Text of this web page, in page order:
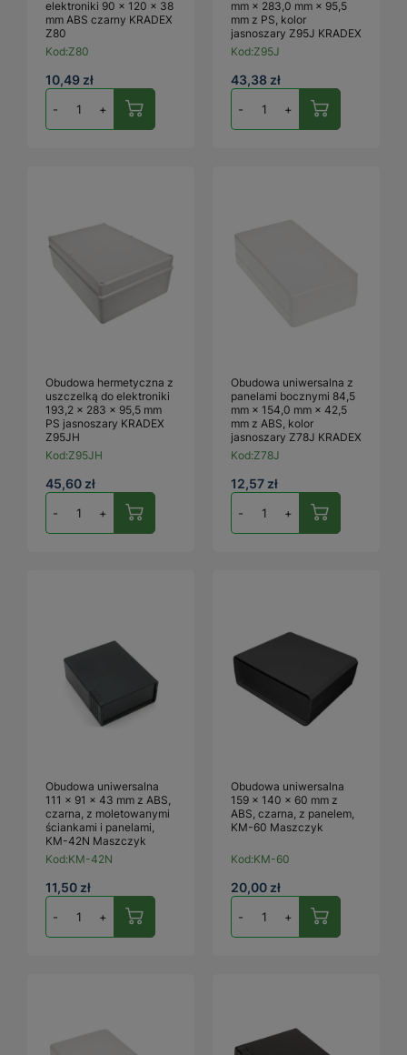
elektroniki 90 × 120 × 38
mm ABS czarny KRADEX
Z80
Kod:Z80
10,49 zł
- +
mm × 283,0 mm × 95,5
mm z PS, kolor
jasnoszary Z95J KRADEX
Kod:Z95J
43,38 zł
- +
Obudowa hermetyczna z
uszczelką do elektroniki
193,2 × 283 × 95,5 mm
PS jasnoszary KRADEX
Z95JH
Kod:Z95JH
45,60 zł
- +
Obudowa uniwersalna z
panelami bocznymi 84,5
mm × 154,0 mm × 42,5
mm z ABS, kolor
jasnoszary Z78J KRADEX
Kod:Z78J
12,57 zł
- +
Obudowa uniwersalna
111 × 91 × 43 mm z ABS,
czarna, z moletowanymi
ściankami i panelami,
KM-42N Maszczyk
Kod:KM-42N
11,50 zł
- +
Obudowa uniwersalna
159 × 140 × 60 mm z
ABS, czarna, z panelem,
KM-60 Maszczyk
Kod:KM-60
20,00 zł
- +